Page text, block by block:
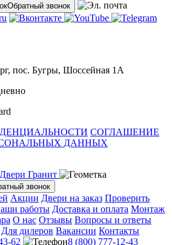
Обратный звонок
пос. Бугры, Шоссейная 1А
СОГЛАШЕНИЕ
ДАННЫХ
звонок
Акции Двери на заказ Проверить
работы Доставка и оплата Монтаж
О нас Отзывы Вопросы и ответы
Для дилеров Вакансии Контакты
62
8 (800) 777-12-43